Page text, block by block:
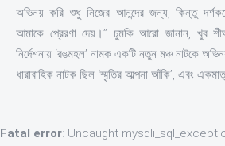
অভিনয় করি শুধু নিজের আনন্দের জন্য, কিন্তু
আমাকে প্রেরণা দেয়।’’ চুমকি আরো জানান, খুব
নির্দেশনায় ‘রঙমহল’ নামক একটি নতুন মঞ্চ নাটকে
ধারাবাহিক নাটক ছিল ‘স্মৃতির আল্পনা আঁকি’, এবং
Fatal error: Uncaught